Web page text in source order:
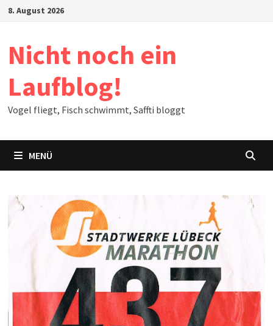
Zum8. August 2026
Nicht noch ein
Laufblog!
Vogel fliegt, Fisch schwimmt, Saffti bloggt
MENÜ